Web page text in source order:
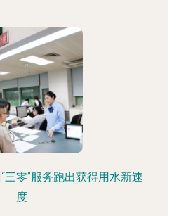
三零”服务跑出获得用水新速
度